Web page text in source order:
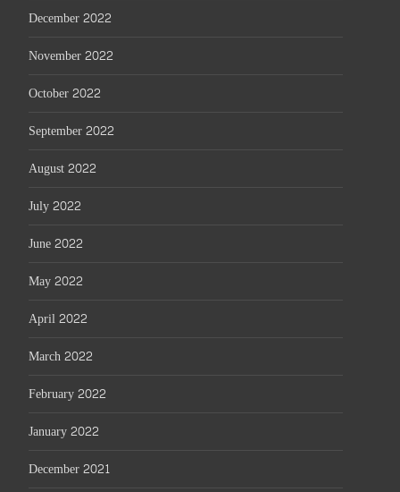
December 2022
November 2022
October 2022
September 2022
August 2022
July 2022
June 2022
May 2022
April 2022
March 2022
February 2022
January 2022
December 2021